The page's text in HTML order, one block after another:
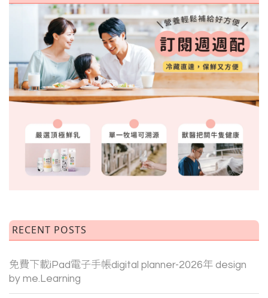
RECENT POSTS
免費下載iPad電子手帳digital planner-2026年 design
by me.Learning